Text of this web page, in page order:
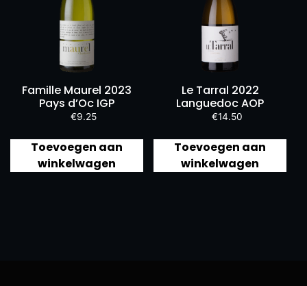
Famille Maurel 2023
Pays d’Oc IGP
€9.25
Toevoegen aan
winkelwagen
Le Tarral 2022
Languedoc AOP
€14.50
Toevoegen aan
winkelwagen